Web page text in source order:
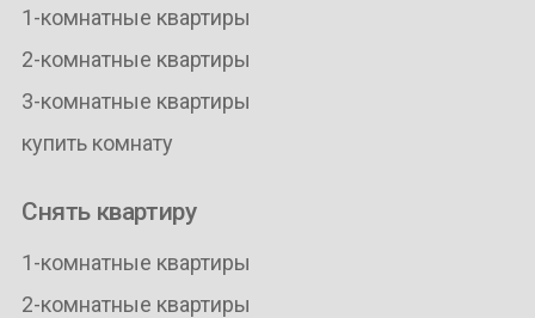
1-комнатные квартиры
2-комнатные квартиры
3-комнатные квартиры
купить комнату
Снять квартиру
1-комнатные квартиры
2-комнатные квартиры